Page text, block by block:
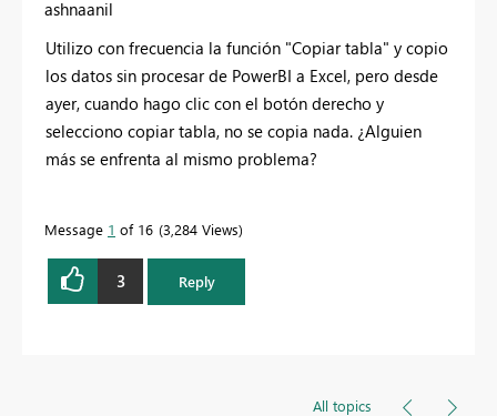
ashnaanil
Utilizo con frecuencia la función "Copiar tabla" y copio
los datos sin procesar de PowerBI a Excel, pero desde
ayer, cuando hago clic con el botón derecho y
selecciono copiar tabla, no se copia nada. ¿Alguien
más se enfrenta al mismo problema?
Message 1 of 16 3,284 Views
3 Reply
All topics